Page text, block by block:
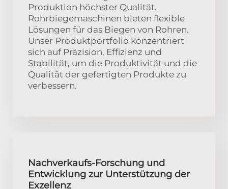
Produktion höchster Qualität.
Rohrbiegemaschinen bieten flexible
Lösungen für das Biegen von Rohren.
Unser Produktportfolio konzentriert
sich auf Präzision, Effizienz und
Stabilität, um die Produktivität und die
Qualität der gefertigten Produkte zu
verbessern.
Nachverkaufs-Forschung und
Entwicklung zur Unterstützung der
Exzellenz